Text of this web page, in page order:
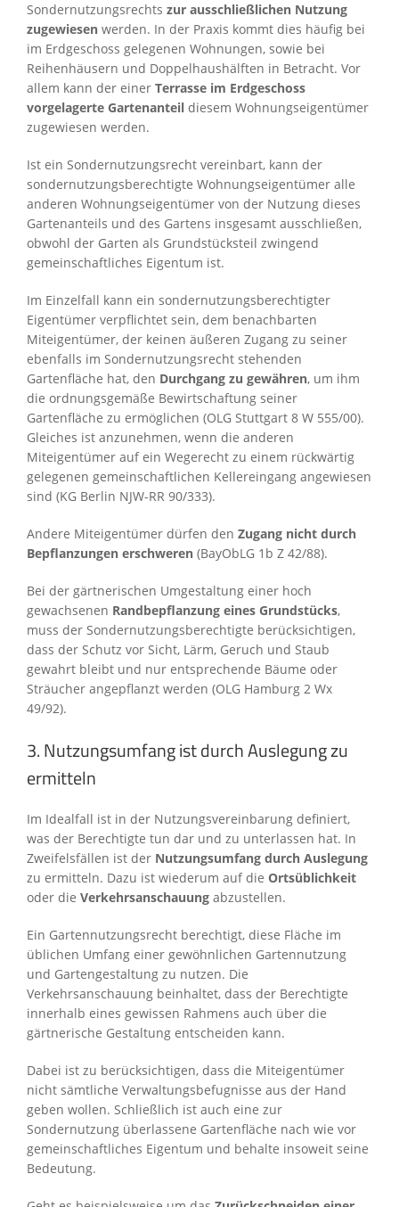
Sondernutzungsrechts zur ausschließlichen Nutzung
zugewiesen werden. In der Praxis kommt dies häufig bei
im Erdgeschoss gelegenen Wohnungen, sowie bei
Reihenhäusern und Doppelhaushälften in Betracht. Vor
allem kann der einer Terrasse im Erdgeschoss
vorgelagerte Gartenanteil diesem Wohnungseigentümer
zugewiesen werden.
Ist ein Sondernutzungsrecht vereinbart, kann der
sondernutzungsberechtigte Wohnungseigentümer alle
anderen Wohnungseigentümer von der Nutzung dieses
Gartenanteils und des Gartens insgesamt ausschließen,
obwohl der Garten als Grundstücksteil zwingend
gemeinschaftliches Eigentum ist.
Im Einzelfall kann ein sondernutzungsberechtigter
Eigentümer verpflichtet sein, dem benachbarten
Miteigentümer, der keinen äußeren Zugang zu seiner
ebenfalls im Sondernutzungsrecht stehenden
Gartenfläche hat, den Durchgang zu gewähren, um ihm
die ordnungsgemäße Bewirtschaftung seiner
Gartenfläche zu ermöglichen (OLG Stuttgart 8 W 555/00).
Gleiches ist anzunehmen, wenn die anderen
Miteigentümer auf ein Wegerecht zu einem rückwärtig
gelegenen gemeinschaftlichen Kellereingang angewiesen
sind (KG Berlin NJW-RR 90/333).
Andere Miteigentümer dürfen den Zugang nicht durch
Bepflanzungen erschweren (BayObLG 1b Z 42/88).
Bei der gärtnerischen Umgestaltung einer hoch
gewachsenen Randbepflanzung eines Grundstücks,
muss der Sondernutzungsberechtigte berücksichtigen,
dass der Schutz vor Sicht, Lärm, Geruch und Staub
gewahrt bleibt und nur entsprechende Bäume oder
Sträucher angepflanzt werden (OLG Hamburg 2 Wx
49/92).
3. Nutzungsumfang ist durch Auslegung zu
ermitteln
Im Idealfall ist in der Nutzungsvereinbarung definiert,
was der Berechtigte tun dar und zu unterlassen hat. In
Zweifelsfällen ist der Nutzungsumfang durch Auslegung
zu ermitteln. Dazu ist wiederum auf die Ortsüblichkeit
oder die Verkehrsanschauung abzustellen.
Ein Gartennutzungsrecht berechtigt, diese Fläche im
üblichen Umfang einer gewöhnlichen Gartennutzung
und Gartengestaltung zu nutzen. Die
Verkehrsanschauung beinhaltet, dass der Berechtigte
innerhalb eines gewissen Rahmens auch über die
gärtnerische Gestaltung entscheiden kann.
Dabei ist zu berücksichtigen, dass die Miteigentümer
nicht sämtliche Verwaltungsbefugnisse aus der Hand
geben wollen. Schließlich ist auch eine zur
Sondernutzung überlassene Gartenfläche nach wie vor
gemeinschaftliches Eigentum und behalte insoweit seine
Bedeutung.